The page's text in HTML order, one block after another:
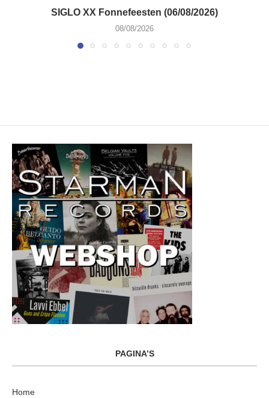
SIGLO XX Fonnefeesten (06/08/2026)
08/08/2026
PAGINA’S
Home